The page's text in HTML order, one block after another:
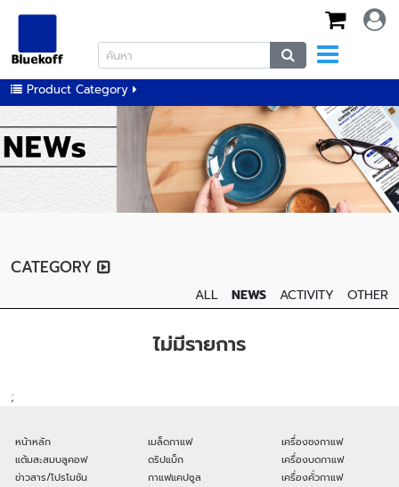
Product Category
CATEGORY
ALL NEWS ACTIVITY OTHER
ไม่มีรายการ
;
หน้าหลัก
แต้มสะสมบลูคอฟ
ข่าวสาร/โปรโมชัน
เมล็ดกาแฟ
ดริปแบ็ก
กาแฟแคปซูล
เครื่องชงกาแฟ
เครื่องบดกาแฟ
เครื่องคั่วกาแฟ